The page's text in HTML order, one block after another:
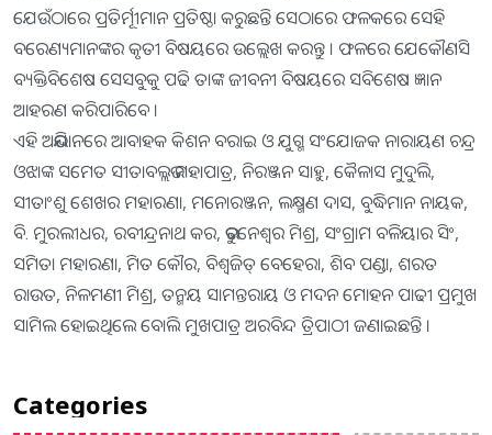
ଯେଉଁଠାରେ ପ୍ରତିର୍ମୂୀମାନ ପ୍ରତିଷ୍ଠା କରୁଛନ୍ତି ସେଠାରେ ଫଳକରେ ସେହି
ବରେଣ୍ୟମାନଙ୍କର କୃତୀ ବିଷୟରେ ଉଲ୍ଲେଖ କରନ୍ତୁ । ଫଳରେ ଯେକୌଣସି
ବ୍ୟକ୍ତିବିଶେଷ ସେସବୁକୁ ପଢି ତାଙ୍କ ଜୀବନୀ ବିଷୟରେ ସବିଶେଷ ଜ୍ଞାନ
ଆହରଣ କରିପାରିବେ ।
ଏହି ଅଭିଯାନରେ ଆବାହକ କିଶନ ବରାଇ ଓ ଯୁଗ୍ମ ସଂଯୋଜକ ନାରାୟଣ ଚନ୍ଦ୍ର
ଓଝାଙ୍କ ସମେତ ସୀତାବଲ୍ଲଭ ମହାପାତ୍ର, ନିରଞ୍ଜନ ସାହୁ, କୈଳାସ ମୁଦୁଲି,
ସୀତାଂଶୁ ଶେଖର ମହାରଣା, ମନୋରଞ୍ଜନ, ଲକ୍ଷ୍ମଣ ଦାସ, ବୁଦ୍ଧିମାନ ନାୟକ,
ବି. ମୁରଲୀଧର, ରବୀନ୍ଦ୍ରନାଥ କର, ଭୁବନେଶ୍ୱର ମିଶ୍ର, ସଂଗ୍ରାମ ବଳିୟାର ସିଂ,
ସମିତା ମହାରଣା, ମିତ କୌର, ବିଶ୍ୱଜିତ୍ ବେହେରା, ଶିବ ପଣ୍ଡା, ଶରତ
ରାଉତ, ନିଳମଣୀ ମିଶ୍ର, ତନ୍ମୟ ସାମନ୍ତରାୟ ଓ ମଦନ ମୋହନ ପାଢୀ ପ୍ରମୁଖ
ସାମିଲ ହୋଇଥିଲେ ବୋଲି ମୁଖପାତ୍ର ଅରବିନ୍ଦ ତ୍ରିପାଠୀ ଜଣାଇଛନ୍ତି ।
Categories